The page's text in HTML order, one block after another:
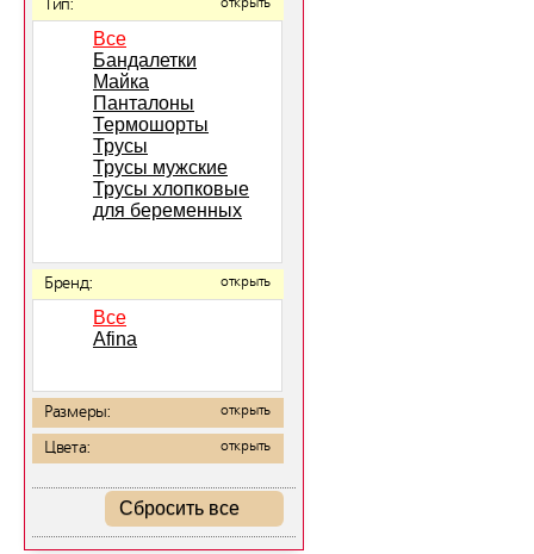
Тип: открыть
Все
Бандалетки
Майка
Панталоны
Термошорты
Трусы
Трусы мужские
Трусы хлопковые
для беременных
Бренд: открыть
Все
Afina
Размеры: открыть
Цвета: открыть
Сбросить все